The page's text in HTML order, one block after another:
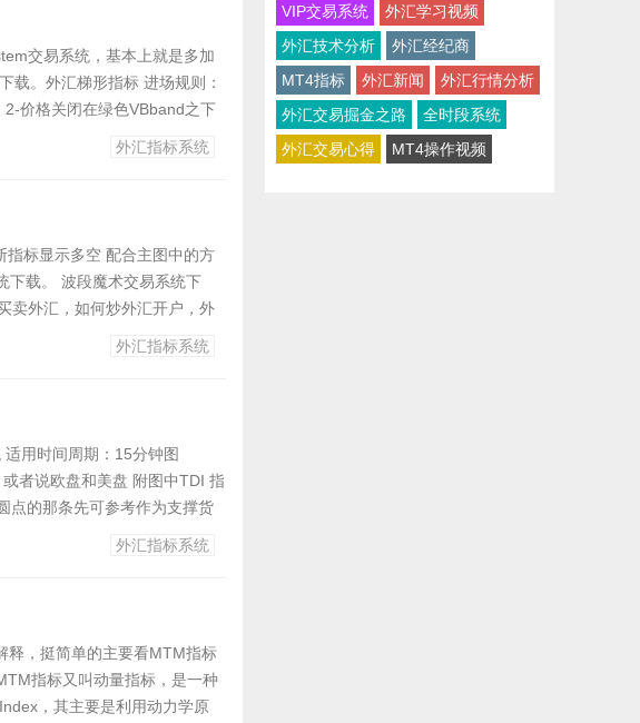
交易系统，基本上就是多加
载。外汇梯形指标 进场规则：
价格关闭在绿色VBband之下
且为绿色时，则为合格的多
外汇指标系统
指标显示多空 配合主图中的方
下载。 波段魔术交易系统下
卖外汇，如何炒外汇开户，外
台下载，外汇保证金交易、
外汇指标系统
用时间周期：15分钟图
者说欧盘和美盘 附图中TDI 指
点的那条先可参考作为支撑货
止损 25 个点，或者直接给 25
外汇指标系统
释，挺简单的主要看MTM指标
指标又叫动量指标，是一种
，其主要是利用动力学原
VIP交易系统
外汇学习视频
外汇技术分析
外汇经纪商
MT4指标
外汇新闻
外汇行情分析
外汇交易掘金之路
全时段系统
外汇交易心得
MT4操作视频